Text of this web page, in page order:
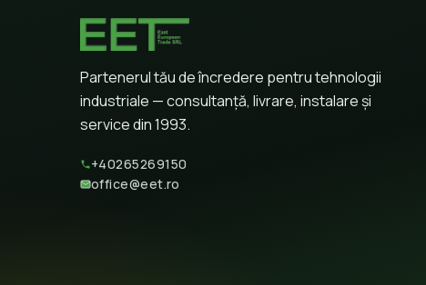
Partenerul tău de încredere pentru tehnologii
industriale — consultanță, livrare, instalare și
service din 1993.
+40265269150
office@eet.ro